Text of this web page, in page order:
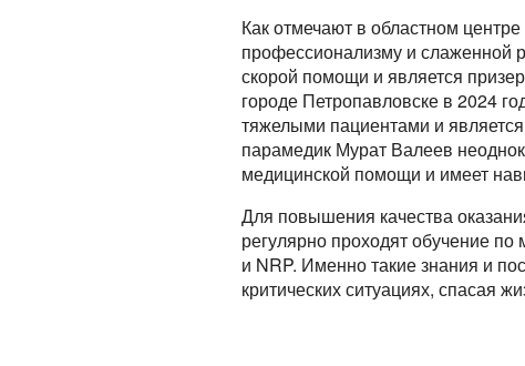
Как отмечают в областном
профессионализму и слаженной
скорой помощи и является
городе Петропавловске в 2024
тяжелыми пациентами и
парамедик Мурат Валеев
медицинской помощи и имеет
Для повышения качества
регулярно проходят обучение
и NRP. Именно такие знания и
критических ситуациях, спасая